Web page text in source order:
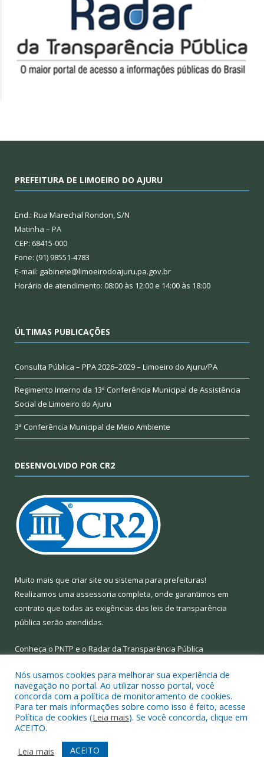
PREFEITURA DE LIMOEIRO DO AJURU
End.: Rua Marechal Rondon, S/N
Matinha – PA
CEP: 68415-000
Fone: (91) 98551-4783
E-mail: gabinete@limoeirodoajuru.pa.gov.br
Horário de atendimento: 08:00 às 12:00 e 14:00 às 18:00
ÚLTIMAS PUBLICAÇÕES
Consulta Pública – PPA 2026–2029 – Limoeiro do Ajuru/PA
Regimento Interno da 13ª Conferência Municipal de Assistência
Social de Limoeiro do Ajuru
3ª Conferência Municipal de Meio Ambiente
DESENVOLVIDO POR CR2
Muito mais que criar site ou sistema para prefeituras!
Realizamos uma assessoria completa, onde garantimos em
contrato que todas as exigências das leis de transparência
pública serão atendidas.
Conheça o PNTP e o Radar da Transparência Pública
Todos os direitos reservados a Prefeitura Municipal de Limoeiro
do Ajuru.
Mapa do Site
Acessar Área Administrativa
Nós usamos cookies para melhorar sua experiência de
navegação no portal. Ao utilizar nosso portal, você
concorda com a política de monitoramento de cookies.
Para ter mais informações sobre como isso é feito, acesse
Política de cookies (Leia mais). Se você concorda, clique em
ACEITO.
Leia mais
ACEITO